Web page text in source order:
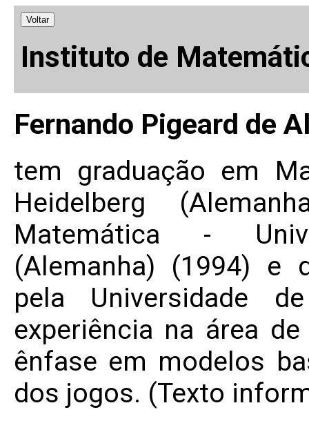
Voltar
Instituto de
Fernando Pigeard de
tem graduação em
Heidelberg
Matemática -
(Alemanha) (1994) e
pela Universidade
experiência na área
ênfase em modelos
dos jogos. (Texto